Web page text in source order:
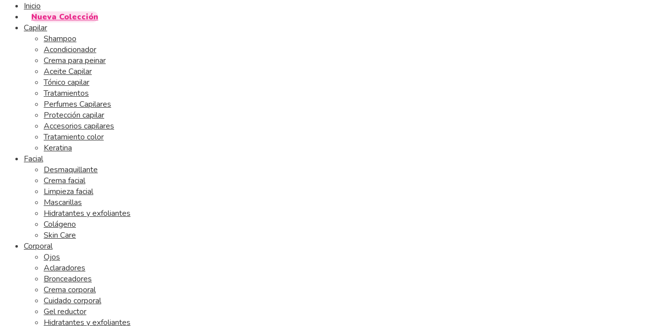
Inicio
Nueva Colección
Capilar
Shampoo
Acondicionador
Crema para peinar
Aceite Capilar
Tónico capilar
Tratamientos
Perfumes Capilares
Protección capilar
Accesorios capilares
Tratamiento color
Keratina
Facial
Desmaquillante
Crema facial
Limpieza facial
Mascarillas
Hidratantes y exfoliantes
Colágeno
Skin Care
Corporal
Ojos
Aclaradores
Bronceadores
Crema corporal
Cuidado corporal
Gel reductor
Hidratantes y exfoliantes